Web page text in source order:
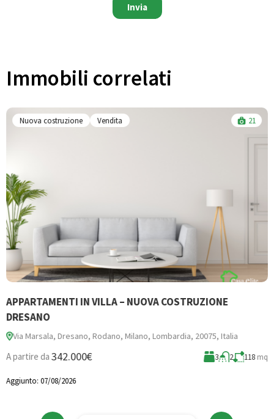
Invia
Immobili correlati​
Nuova costruzione Vendita 21
APPARTAMENTI IN VILLA – NUOVA COSTRUZIONE
DRESANO
Via Marsala, Dresano, Rodano, Milano, Lombardia, 20075, Italia
A partire da 342.000€ 3 2 118 mq
Aggiunto:07/08/2026